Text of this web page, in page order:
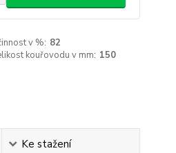
v %: 82
kouřovodu v mm: 150
Ke stažení